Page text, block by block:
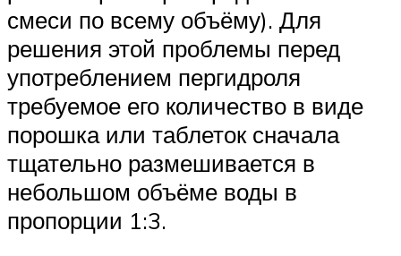
смеси по всему объёму). Для
решения этой проблемы перед
употреблением пергидроля
требуемое его количество в виде
порошка или таблеток сначала
тщательно размешивается в
небольшом объёме воды в
пропорции 1:3.